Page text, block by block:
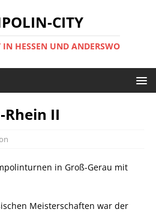
CITY
HESSEN UND ANDERSWO
II
in Groß-Gerau mit
Meisterschaften war der